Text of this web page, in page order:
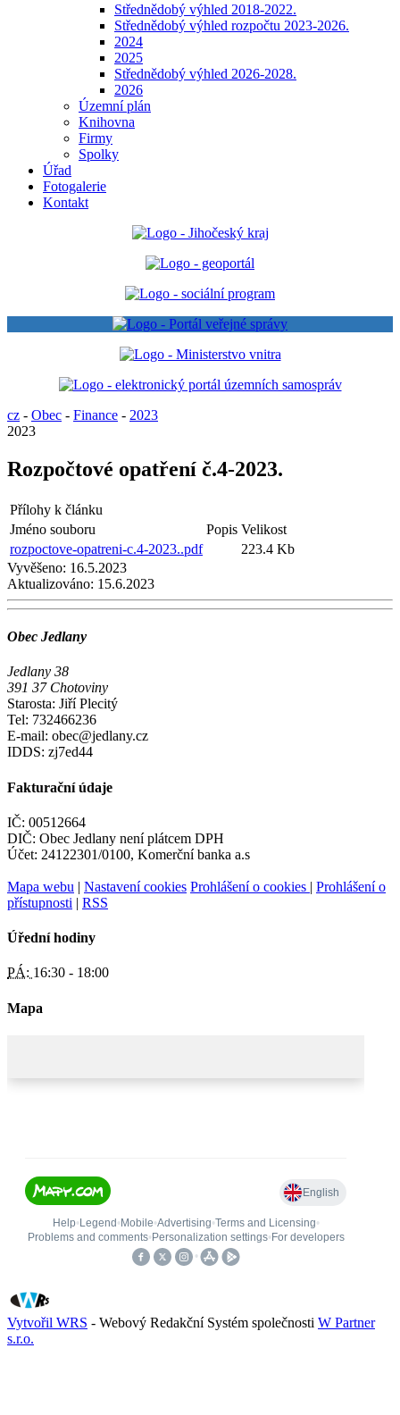
Střednědobý výhled 2018-2022.
Střednědobý výhled rozpočtu 2023-2026.
2024
2025
Střednědobý výhled 2026-2028.
2026
Územní plán
Knihovna
Firmy
Spolky
Úřad
Fotogalerie
Kontakt
cz - Obec - Finance - 2023
2023
Rozpočtové opatření č.4-2023.
Přílohy k článku
Jméno souboru
Popis Velikost
rozpoctove-opatreni-c.4-2023..pdf
223.4 Kb
Vyvěšeno: 16.5.2023
Aktualizováno: 15.6.2023
Obec Jedlany
Jedlany 38
391 37 Chotoviny
Starosta: Jiří Plecitý
Tel: 732466236
E-mail: obec@jedlany.cz
IDDS: zj7ed44
Fakturační údaje
IČ: 00512664
DIČ: Obec Jedlany není plátcem DPH
Účet: 24122301/0100, Komerční banka a.s
Mapa webu | Nastavení cookies Prohlášení o cookies | Prohlášení o
přístupnosti | RSS
Úřední hodiny
PÁ: 16:30 - 18:00
Mapa
Vytvořil WRS - Webový Redakční Systém společnosti W Partner
s.r.o.